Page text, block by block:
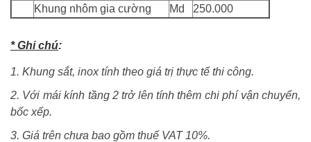
Khung nhôm gia cường
Md 250.000
* Ghi chú:
1. Khung sắt, inox tính theo giá trị thực tế thi công.
2. Với mái kính tầng 2 trở lên tính thêm chi phí vận chuyển,
bốc xếp.
3. Giá trên chưa bao gồm thuế VAT 10%.